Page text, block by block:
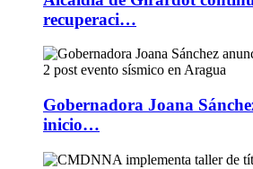
recuperaci…
Gobernadora Joana
inicio…